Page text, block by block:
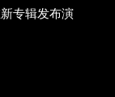
专辑发布演